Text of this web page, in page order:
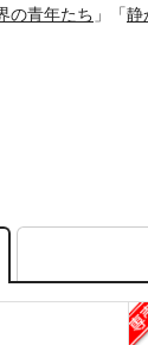
の青年たち 」「静